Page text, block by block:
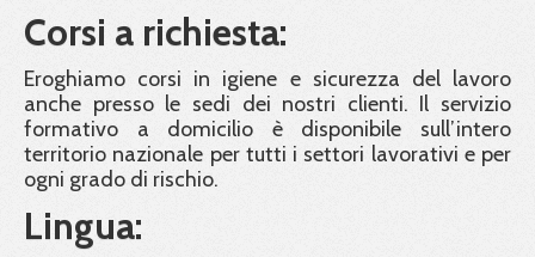
Corsi a richiesta:
Eroghiamo corsi in igiene e sicurezza del lavoro
anche presso le sedi dei nostri clienti. Il servizio
formativo a domicilio è disponibile sull’intero
territorio nazionale per tutti i settori lavorativi e per
ogni grado di rischio.
Lingua: